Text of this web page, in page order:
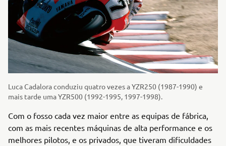
Luca Cadalora conduziu quatro vezes a YZR250 (1987-1990) e
mais tarde uma YZR500 (1992-1995, 1997-1998).
Com o fosso cada vez maior entre as equipas de fábrica,
com as mais recentes máquinas de alta performance e os
melhores pilotos, e os privados, que tiveram dificuldades